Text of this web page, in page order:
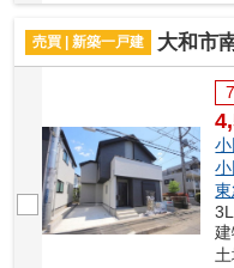
出来ます。駅まで徒歩11分
売買 | 新築一戸建
大和市